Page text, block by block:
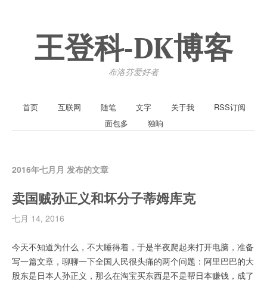
王登科-DK博客
布洛芬爱好者
首页 互联网 随笔 文字 关于我
RSS订阅
面包多
独响
2016年七月月 发布的文章
卖国贼孙正义和坏分子蒂姆库克
七月 14, 2016
今天不知道为什么，不大睡得着，于是半夜爬起来打开电脑，准备
写一篇文章，聊聊一下全国人民很头痛的两个问题：阿里巴巴的大
股东是日本人孙正义，那么在淘宝买东西是不是帮日本赚钱，成了